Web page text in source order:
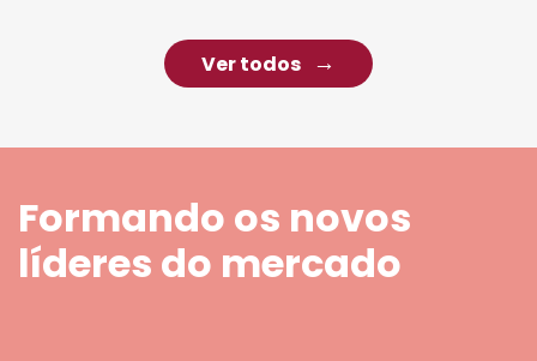
Ver todos
Formando os novos
líderes do mercado